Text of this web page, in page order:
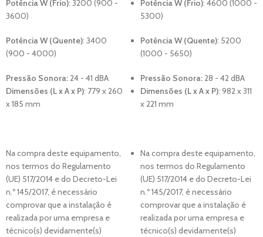
Potência W (Frio): 3200 (900 -
3600)
Potência W (Quente): 3400
(900 - 4000)
Pressão Sonora:24 - 41 dBA
Dimensões (L x A x P): 779 x 260
x 185 mm
Na compra deste equipamento,
nos termos do Regulamento
(UE) 517/2014 e do Decreto-Lei
n.º 145/2017, é necessário
comprovar que a instalação é
realizada por uma empresa e
técnico(s) devidamente(s)
Potência W (Frio): 4600 (1000 -
5300)
Potência W (Quente): 5200
(1000 - 5650)
Pressão Sonora:28 - 42 dBA
Dimensões (L x A x P): 982 x 311
x 221 mm
Na compra deste equipamento,
nos termos do Regulamento
(UE) 517/2014 e do Decreto-Lei
n.º 145/2017, é necessário
comprovar que a instalação é
realizada por uma empresa e
técnico(s) devidamente(s)